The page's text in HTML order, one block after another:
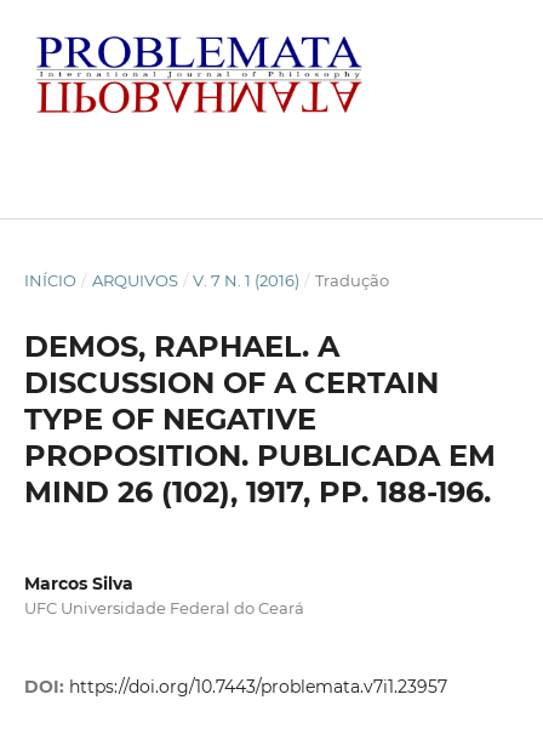
INÍCIO / ARQUIVOS / V. 7 N. 1 (2016) / Tradução
DEMOS, RAPHAEL. A
DISCUSSION OF A CERTAIN
TYPE OF NEGATIVE
PROPOSITION. PUBLICADA EM
MIND 26 (102), 1917, PP. 188-196.
Marcos Silva
UFC Universidade Federal do Ceará
DOI: https://doi.org/10.7443/problemata.v7i1.23957